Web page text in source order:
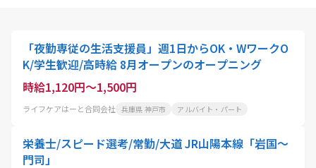
「夜勤専従の生活支援員」週1日からOK・WワークO
K/学生歓迎/高時給 8月オープンのオープニング
時給1,120円～1,500円
ライフケアはーと合同会社 兵庫県 神戸市 アルバイト・パート
栄養士/スピード選考/常勤/大道 JR山陽本線「岩国～
門司」